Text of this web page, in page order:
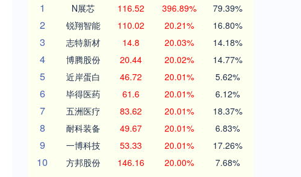
1
N展芯 116.52 396.89% 79.39%
2 锐翔智能 110.02 20.21% 16.80%
3 志特新材 14.8 20.03% 14.18%
4 博腾股份 20.44 20.02% 14.77%
5 近岸蛋白 46.72 20.01% 5.62%
6 毕得医药 61.6 20.01% 6.12%
7 五洲医疗 83.62 20.01% 18.37%
8 耐科装备 49.67 20.01% 6.83%
9 一博科技 53.33 20.01% 17.26%
10 方邦股份 146.16 20.00% 7.68%